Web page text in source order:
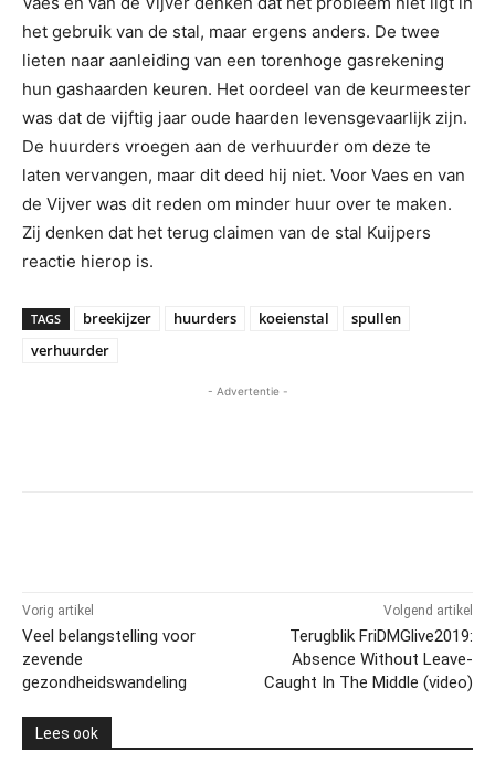
het gebruik van de stal, maar ergens anders. De twee
lieten naar aanleiding van een torenhoge gasrekening
hun gashaarden keuren. Het oordeel van de keurmeester
was dat de vijftig jaar oude haarden levensgevaarlijk zijn.
De huurders vroegen aan de verhuurder om deze te
laten vervangen, maar dit deed hij niet. Voor Vaes en van
de Vijver was dit reden om minder huur over te maken.
Zij denken dat het terug claimen van de stal Kuijpers
reactie hierop is.
TAGS breekijzer huurders koeienstal
spullen
verhuurder
- Advertentie -
Vorig artikel
Veel belangstelling voor
zevende
gezondheidswandeling
Volgend artikel
Terugblik FriDMGlive2019:
Absence Without Leave-
Caught In The Middle (video)
Lees ook